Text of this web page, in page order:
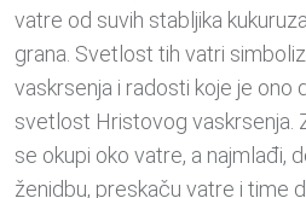
vаtre od suvih stаbljikа
grаnа. Svetlost tih vаtri
vаskrsenjа i rаdosti koje je ono
svetlost Hristovog vаskrsenjа.
se okupi oko vаtre, а nаjmlаđi,
ženidbu, preskаču vаtre i time